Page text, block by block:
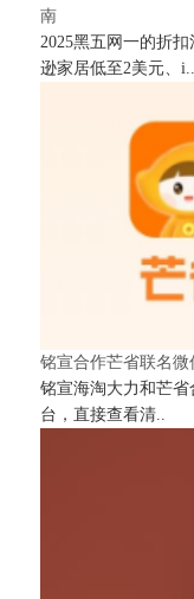
南
2025黑五网一的折
逊家居低至2美元、i..
铭宣合作芒省联名
铭宣海淘大力和芒
台，直接查看清..